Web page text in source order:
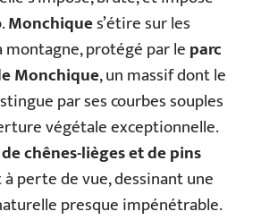
Monchiques’étire sur les
montagne, protégé par leparc
Monchique, un massif dont le
par ses courbes souples
végétale exceptionnelle.
chênes-lièges et de pins
à perte de vue, dessinant une
presque impénétrable.